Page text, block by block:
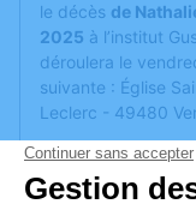
le décès de
2025 à l’institut
déroulera le
suivante : Église
Leclerc - 49480
Cet espace privé
ou le souvenir d’un